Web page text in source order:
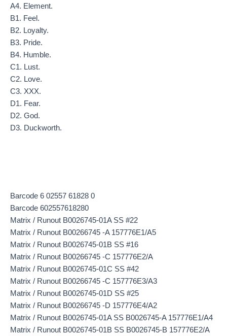
A4. Element.
B1. Feel.
B2. Loyalty.
B3. Pride.
B4. Humble.
C1. Lust.
C2. Love.
C3. XXX.
D1. Fear.
D2. God.
D3. Duckworth.
Barcode 6 02557 61828 0
Barcode 602557618280
Matrix / Runout B0026745-01A SS #22
Matrix / Runout B00266745 -A 157776E1/A5
Matrix / Runout B0026745-01B SS #16
Matrix / Runout B00266745 -C 157776E2/A
Matrix / Runout B0026745-01C SS #42
Matrix / Runout B00266745 -C 157776E3/A3
Matrix / Runout B0026745-01D SS #25
Matrix / Runout B00266745 -D 157776E4/A2
Matrix / Runout B0026745-01A SS B0026745-A 157776E1/A4
Matrix / Runout B0026745-01B SS B0026745-B 157776E2/A